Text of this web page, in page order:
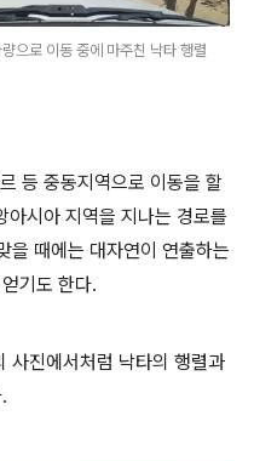
으로 이동 중에 마주친 낙타 행렬
등 중동지역으로 이동을 할
아시아 지역을 지나는 경로를
을 때에는 대자연이 연출하는
기도 한다.
사진에서처럼 낙타의 행렬과